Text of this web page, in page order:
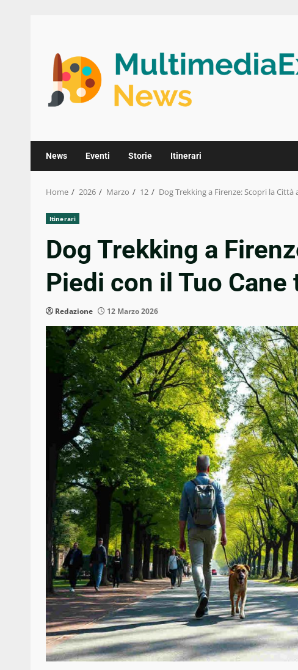
content
News Eventi Storie Itinerari
Home 2026 Marzo 12 Dog Trekking a Firenze: Scopri la
Itinerari
Dog Trekking a
Piedi con il Tuo Cane
Redazione 12 Marzo 2026